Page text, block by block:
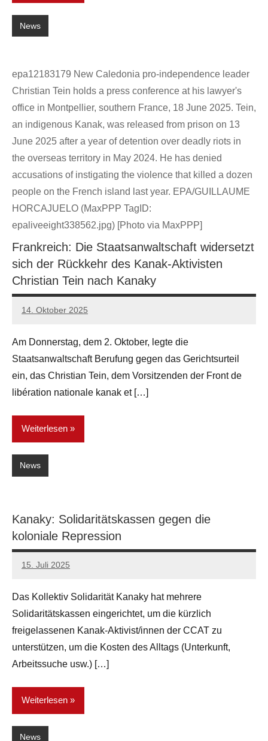
News
epa12183179 New Caledonia pro-independence leader
Christian Tein holds a press conference at his lawyer's
office in Montpellier, southern France, 18 June 2025. Tein,
an indigenous Kanak, was released from prison on 13
June 2025 after a year of detention over deadly riots in
the overseas territory in May 2024. He has denied
accusations of instigating the violence that killed a dozen
people on the French island last year. EPA/GUILLAUME
HORCAJUELO (MaxPPP TagID:
epaliveeight338562.jpg) [Photo via MaxPPP]
Frankreich: Die Staatsanwaltschaft widersetzt
sich der Rückkehr des Kanak-Aktivisten
Christian Tein nach Kanaky
14. Oktober 2025
network
Am Donnerstag, dem 2. Oktober, legte die
Staatsanwaltschaft Berufung gegen das Gerichtsurteil
ein, das Christian Tein, dem Vorsitzenden der Front de
libération nationale kanak et […]
Weiterlesen
News
Kanaky: Solidaritätskassen gegen die
koloniale Repression
15. Juli 2025
network
Das Kollektiv Solidarität Kanaky hat mehrere
Solidaritätskassen eingerichtet, um die kürzlich
freigelassenen Kanak-Aktivist/innen der CCAT zu
unterstützen, um die Kosten des Alltags (Unterkunft,
Arbeitssuche usw.) […]
Weiterlesen
News